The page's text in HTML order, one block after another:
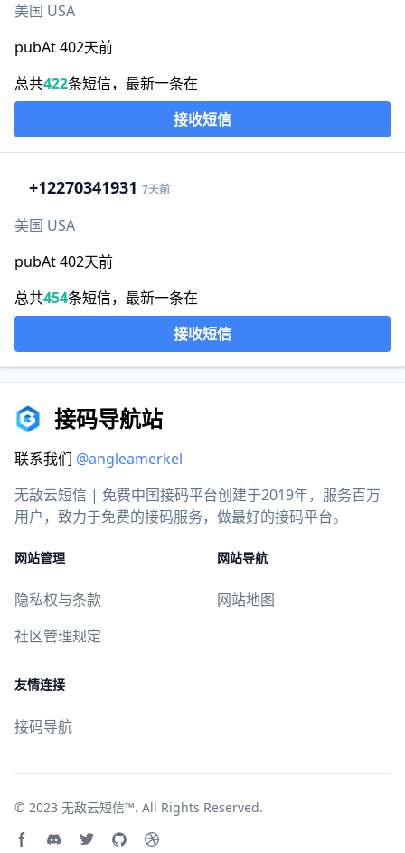
美国 USA
pubAt 402天前
总共422条短信，最新一条在
接收短信
+12270341931 7天前
美国 USA
pubAt 402天前
总共454条短信，最新一条在
接收短信
接码导航站
联系我们 @angleamerkel
无敌云短信 | 免费中国接码平台创建于2019年，服务百万
用户，致力于免费的接码服务，做最好的接码平台。
网站管理
隐私权与条款
社区管理规定
网站导航
网站地图
友情连接
接码导航
© 2023 无敌云短信™. All Rights Reserved.